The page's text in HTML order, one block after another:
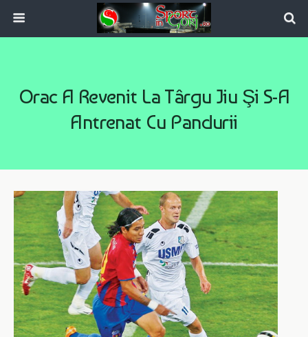
Orac A Revenit La Târgu Jiu Şi S-A
Antrenat Cu Pandurii